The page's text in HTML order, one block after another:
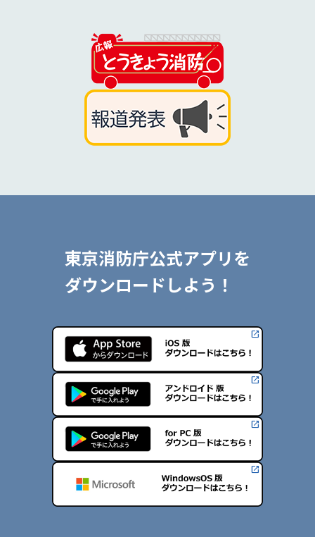
東京消防庁公式アプリを
ダウンロードしよう！